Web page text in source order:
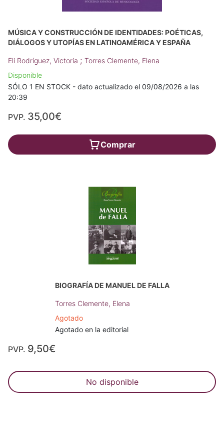
MÚSICA Y CONSTRUCCIÓN DE IDENTIDADES: POÉTICAS,
DIÁLOGOS Y UTOPÍAS EN LATINOAMÉRICA Y ESPAÑA
Eli Rodríguez, Victoria ; Torres Clemente, Elena
Disponible
SÓLO 1 EN STOCK - dato actualizado el 09/08/2026 a las
20:39
PVP. 35,00€
Comprar
BIOGRAFÍA DE MANUEL DE FALLA
Torres Clemente, Elena
Agotado
Agotado en la editorial
PVP. 9,50€
No disponible